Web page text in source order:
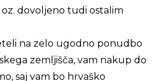
dovoljeno tudi ostalim
na zelo ugodno ponudbo
zemljišča, vam nakup do
saj vam bo hrvaško